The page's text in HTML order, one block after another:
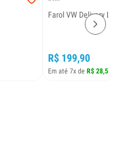
Farol VW Delivery Lado
R$ 199,90
Em até 7x de R$ 28,55 s/